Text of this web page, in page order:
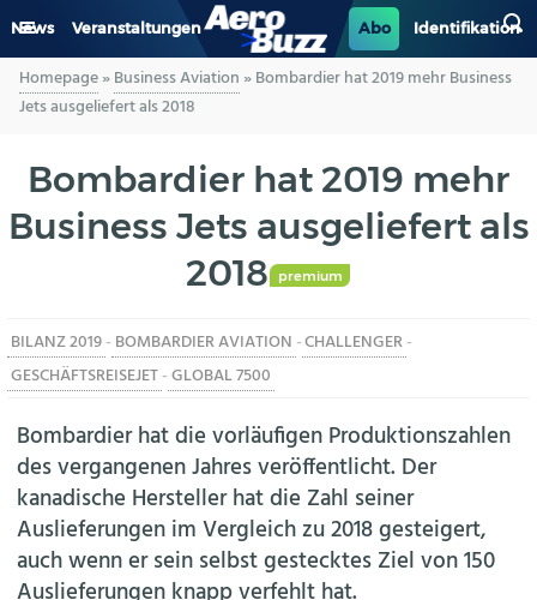
News Veranstaltungen Abo Identifikation
GENERAL AVIATION
LUFTVERKEHR
INDUSTRIE
BERUFE
AERO-KULTUR
Homepage»Business Aviation »Bombardier hat 2019 mehr Business
Jets ausgeliefert als 2018
Bombardier hat 2019 mehr
Business Jets ausgeliefert als
2018
premium
BILANZ 2019- BOMBARDIER AVIATION -CHALLENGER-
GESCHÄFTSREISEJET-GLOBAL 7500
Bombardier hat die vorläufigen Produktionszahlen
des vergangenen Jahres veröffentlicht. Der
kanadische Hersteller hat die Zahl seiner
Auslieferungen im Vergleich zu 2018 gesteigert,
auch wenn er sein selbst gestecktes Ziel von 150
Auslieferungen knapp verfehlt hat.